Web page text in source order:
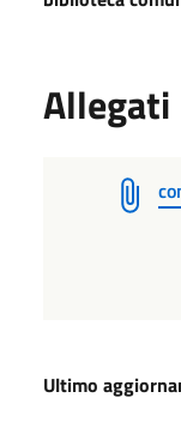
Allegati
Ultimo